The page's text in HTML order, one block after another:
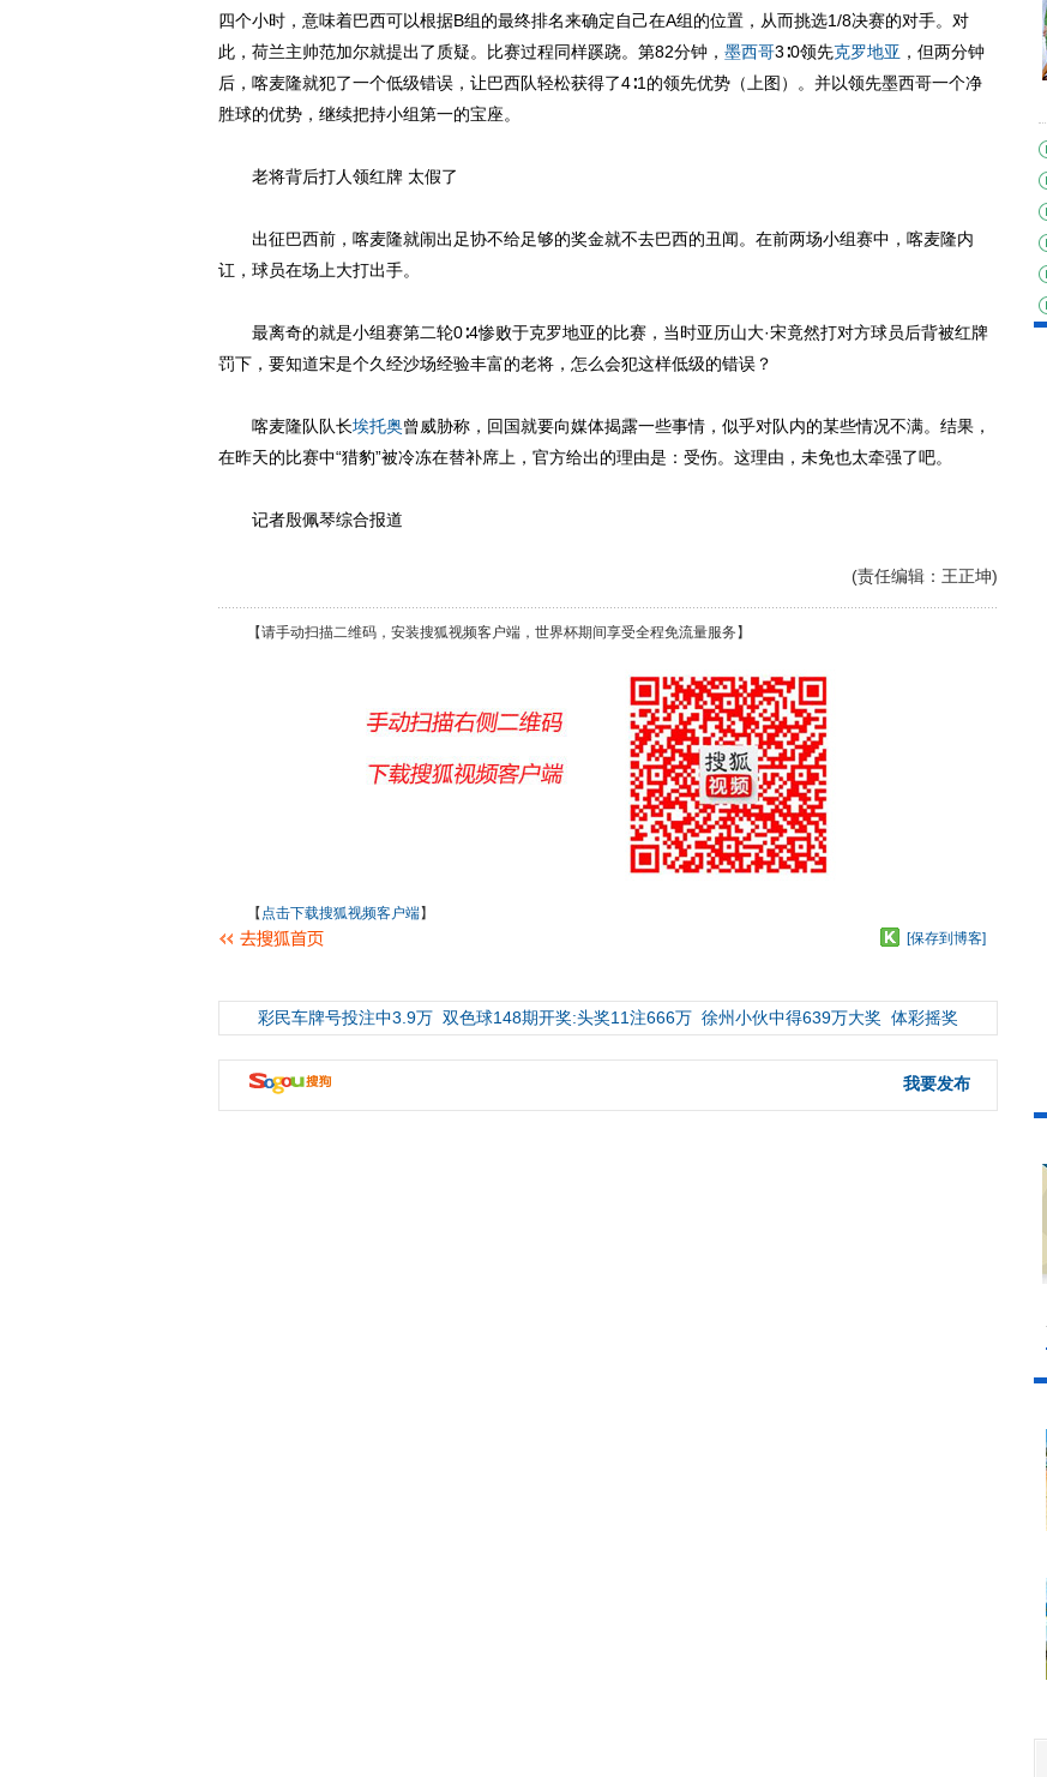
四个小时，意味着巴西可以根据B组的最终排名来确定自己在A组的位置，从而挑选1/8决赛的对手。对
此，荷兰主帅范加尔就提出了质疑。比赛过程同样蹊跷。第82分钟， 墨西哥3∶0领先克罗地亚 ，但两分钟
后，喀麦隆就犯了一个低级错误，让巴西队轻松获得了4∶1的领先优势（上图）。并以领先墨西哥一个净
胜球的优势，继续把持小组第一的宝座。
老将背后打人领红牌 太假了
出征巴西前，喀麦隆就闹出足协不给足够的奖金就不去巴西的丑闻。在前两场小组赛中，喀麦隆内
讧，球员在场上大打出手。
最离奇的就是小组赛第二轮0∶4惨败于克罗地亚的比赛，当时亚历山大·宋竟然打对方球员后背被红牌
罚下，要知道宋是个久经沙场经验丰富的老将，怎么会犯这样低级的错误？
喀麦隆队队长埃托奥曾威胁称，回国就要向媒体揭露一些事情，似乎对队内的某些情况不满。结果，
在昨天的比赛中“猎豹”被冷冻在替补席上，官方给出的理由是：受伤。这理由，未免也太牵强了吧。
记者殷佩琴综合报道
(责任编辑：王正坤)
【请手动扫描二维码，安装搜狐视频客户端，世界杯期间享受全程免流量服务】
【 点击下载搜狐视频客户端】
[保存到博客]
彩民车牌号投注中3.9万 双色球148期开奖:头奖11注666万 徐州小伙中得639万大奖 体彩摇奖
我要发布